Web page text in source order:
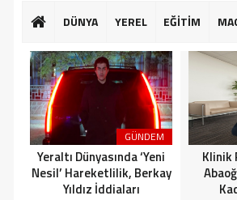
GÜNKÜ GİBİ
10:14 -
Edildi!”
19:53 -
19:51 -
DÜNYA YEREL EĞİTİM
GÜNDEM
Yeraltı Dünyasında ‘Yeni
Nesil’ Hareketlilik, Berkay
Yıldız İddiaları
Klinik